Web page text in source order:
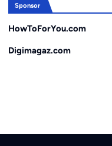
Sponsor
HowToForYou.com
Digimagaz.com